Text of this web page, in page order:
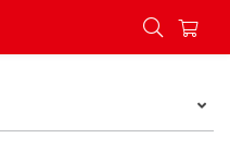
mix 23/1 450 g - Konzum